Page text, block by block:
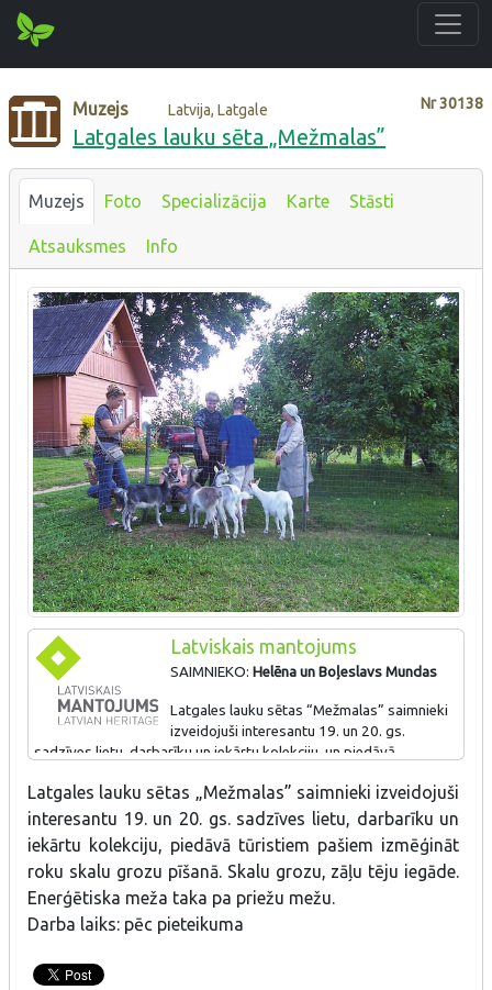
Nr30138
Muzejs Latvija, Latgale
Latgales lauku sēta „Mežmalas”
Muzejs Foto Specializācija Karte Stāsti
Atsauksmes Info
Latviskais mantojums
SAIMNIEKO: Helēnaun Boļeslavs Mundas
Latgales lauku sētas “Mežmalas” saimnieki
izveidojuši interesantu 19. un 20. gs.
sadzīves lietu, darbarīku un iekārtu kolekciju, un piedāvā
pirts slotas, un iespējama skalu grozu un zāļu tēju iegāde.
ZĪME PIEŠĶIRTA PAR: Par tradicionālo amata prasmju
daudzināšanu
Latgales lauku sētas „Mežmalas” saimnieki izveidojuši
interesantu 19. un 20. gs. sadzīves lietu, darbarīku un
iekārtu kolekciju, piedāvā tūristiem pašiem izmēģināt
roku skalu grozu pīšanā. Skalu grozu, zāļu tēju iegāde.
Enerģētiska meža taka pa priežu mežu.
Darba laiks: pēc pieteikuma